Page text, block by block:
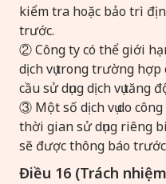
kiểm tra hoặc bảo trì
trước.
② Công ty có thể giới
dịch vụ trong trường
cầu sử dụng dịch vụ
③ Một số dịch vụ do
thời gian sử dụng riêng
sẽ được thông báo
Điều 16 (Trách